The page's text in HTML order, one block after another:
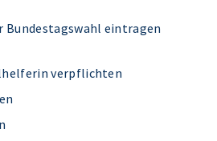
Bundestagswahl eintragen
verpflichten